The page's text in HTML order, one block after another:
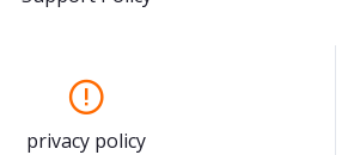
privacy policy